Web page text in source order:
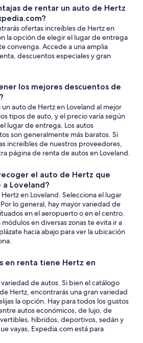
de rentar un auto de Hertz
ofertas increíbles de Hertz en
la opción de elegir el lugar de entrega
convenga. Accede a una amplia
descuentos especiales y gran
los mejores descuentos de
auto de Hertz en Loveland al mejor
tipos de auto, y el precio varía según
lugar de entrega. Los autos
son generalmente más baratos. Si
increíbles de nuestros proveedores,
página de renta de autos en Loveland.
el auto de Hertz que
Loveland?
en Loveland. Selecciona el lugar
lo general, hay mayor variedad de
en el aeropuerto o en el centro.
en diversas zonas te evita ir a
hacia abajo para ver la ubicación
en renta tiene Hertz en
de autos. Si bien el catálogo
Hertz, encontrarás una gran variedad
la opción. Hay para todos los gustos
autos económicos, de lujo, de
híbridos, deportivos, sedán y
vayas, Expedia.com está para